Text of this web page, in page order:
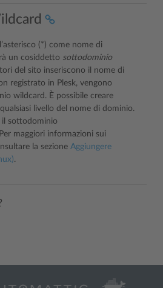
(*) come nome di
un cosiddetto sottodominio
del sito inseriscono il nome di
registrato in Plesk, vengono
wildcard. È possibile creare
livello del nome di dominio.
il sottodominio
maggiori informazioni sui
la sezione Aggiungere
.